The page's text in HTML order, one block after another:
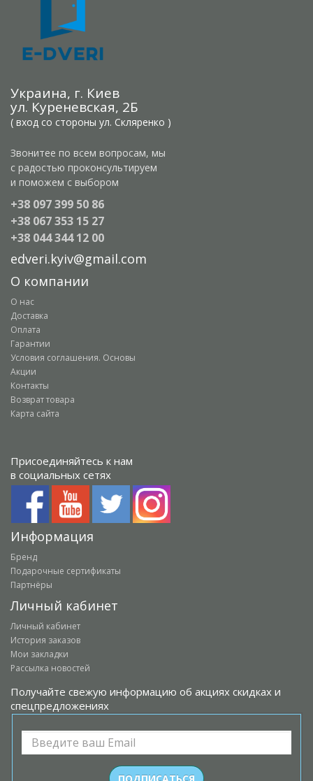
Украина, г. Киев
ул. Куреневская, 2Б
( вход со стороны ул. Скляренко )
Звонитее по всем вопросам, мы
с радостью проконсультируем
и поможем с выбором
+38 097 399 50 86
+38 067 353 15 27
+38 044 344 12 00
edveri.kyiv@gmail.com
О компании
О нас
Доставка
Оплата
Гарантии
Условия соглашения. Основы
Акции
Контакты
Возврат товара
Карта сайта
Присоединяйтесь к нам
в социальных сетях
Информация
Бренд
Подарочные сертификаты
Партнёры
Личный кабинет
Личный кабинет
История заказов
Мои закладки
Рассылка новостей
Получайте свежую информацию об акциях скидках и
спецпредложениях